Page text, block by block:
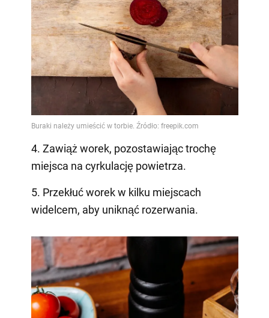
4. Zawiąż worek, pozostawiając trochę
miejsca na cyrkulację powietrza.
5. Przekłuć worek w kilku miejscach
widelcem, aby uniknąć rozerwania.